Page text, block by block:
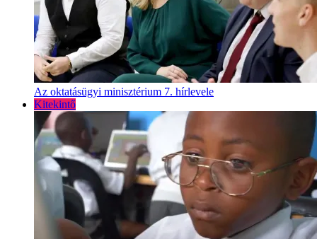
Az oktatásügyi minisztérium 7. hírlevele
Kitekintő